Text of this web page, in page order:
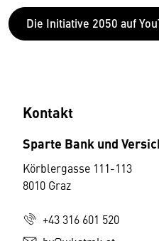
Die Initiative 2050 auf
Kontakt
Sparte Bank und
Körblergasse 111-113
8010 Graz
+43 316 601 520